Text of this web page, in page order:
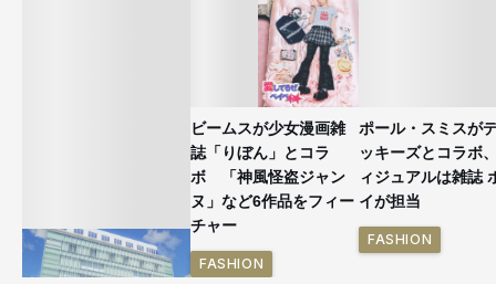
ビームスが少女漫画雑
誌「りぼん」とコラ
ボ 「神風怪盗ジャン
ヌ」など6作品をフィー
チャー
FASHION
ポール・スミスが
ッキーズとコラボ
ィジュアルは雑誌
イが担当
FASHION